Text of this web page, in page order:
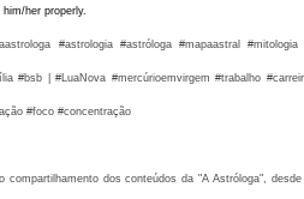
her properly.
#astrologia #astróloga #mapaastral
#bsb | #LuaNova #mercúrioemvirgem #trabalho
#foco #concentração
compartilhamento dos conteúdos da "A Astróloga",